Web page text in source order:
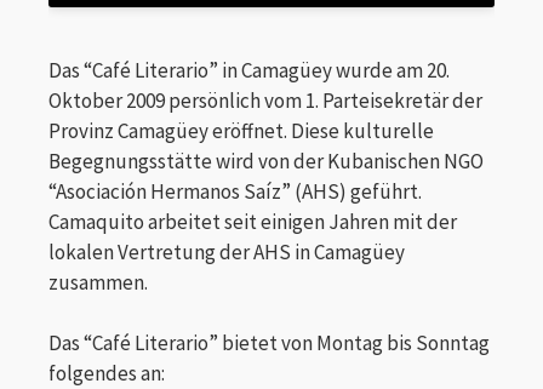
Das “Café Literario” in Camagüey wurde am 20.
Oktober 2009 persönlich vom 1. Parteisekretär der
Provinz Camagüey eröffnet. Diese kulturelle
Begegnungsstätte wird von der Kubanischen NGO
“Asociación Hermanos Saíz” (AHS) geführt.
Camaquito arbeitet seit einigen Jahren mit der
lokalen Vertretung der AHS in Camagüey
zusammen.
Das “Café Literario” bietet von Montag bis Sonntag
folgendes an: